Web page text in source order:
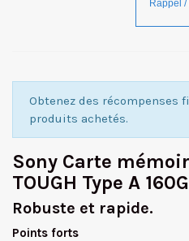
Obtenez des récompenses
produits achetés.
Sony Carte
TOUGH Type A
Robuste et rapide.
Points forts